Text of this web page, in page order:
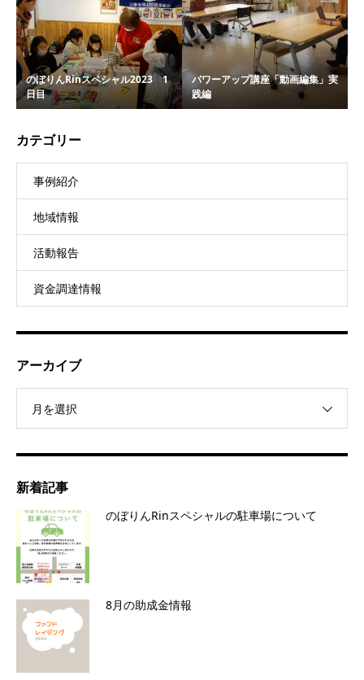
のぼりんRinスペシャル2023 1
日目
パワーアップ講座「動画編集」実
践編
カテゴリー
事例紹介
地域情報
活動報告
資金調達情報
アーカイブ
月を選択
新着記事
のぼりんRinスペシャルの駐車場について
8月の助成金情報